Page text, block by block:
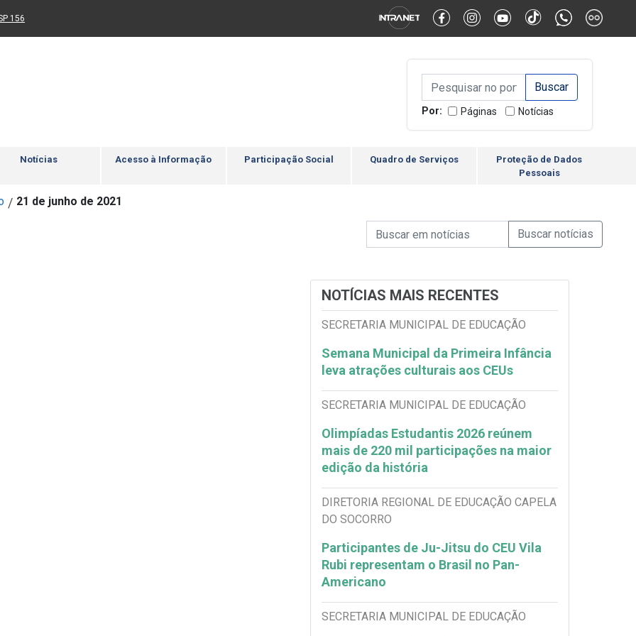
Ir para rodapé Alternar Alto Contraste Alternar Tamanho da Fonte
para um novo sítio)
156
Campo de Busca de
Campo de Busca de informaçõesEnviar a Busca
Por: Páginas Notícias
Notícias Acesso à Informação Participação Social Quadro de Serviços
Proteção de Dados
Pessoais
/ 21 de junho de 2021
Campo de Busca de Notícias
Campo de Busca de informaçõesEnviar a Busca de
NOTÍCIAS MAIS RECENTES
SECRETARIA MUNICIPAL DE EDUCAÇÃO
Semana Municipal da Primeira Infância
leva atrações culturais aos CEUs
SECRETARIA MUNICIPAL DE EDUCAÇÃO
Olimpíadas Estudantis 2026 reúnem
mais de 220 mil participações na maior
edição da história
DIRETORIA REGIONAL DE EDUCAÇÃO CAPELA
DO SOCORRO
Participantes de Ju-Jitsu do CEU Vila
Rubi representam o Brasil no Pan-
Americano
SECRETARIA MUNICIPAL DE EDUCAÇÃO